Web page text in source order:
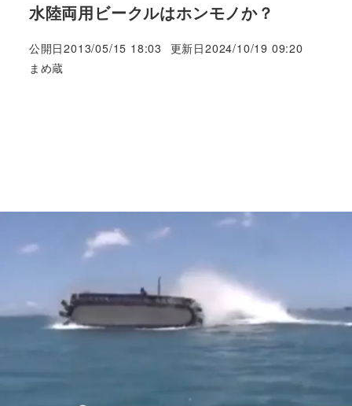
水陸両用ビークルはホンモノか？
公開日2013/05/15 18:03 更新日2024/10/19 09:20
著
まめ蔵